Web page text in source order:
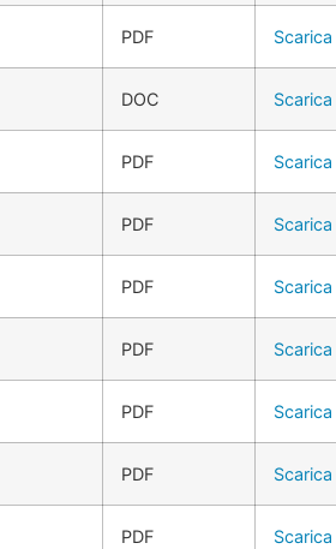
PDF Scarica
DOC Scarica
PDF Scarica
PDF Scarica
PDF Scarica
PDF Scarica
PDF Scarica
PDF Scarica
PDF Scarica